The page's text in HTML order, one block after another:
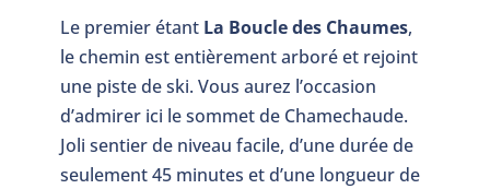
Le premier étant La Boucle des Chaumes,
le chemin est entièrement arboré et rejoint
une piste de ski. Vous aurez l’occasion
d’admirer ici le sommet de Chamechaude.
Joli sentier de niveau facile, d’une durée de
seulement 45 minutes et d’une longueur de